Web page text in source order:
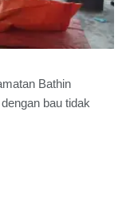
Bathin
bau tidak